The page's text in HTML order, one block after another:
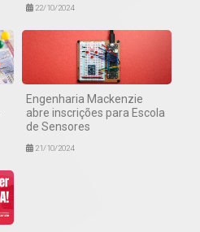
22/10/2024
Engenharia Mackenzie
abre inscrições para Escola
de Sensores
21/10/2024